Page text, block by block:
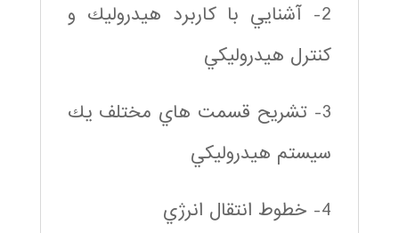
2- آشنايي با كاربرد هيدروليك و
كنترل هيدروليكي
3- تشريح قسمت هاي مختلف يك
سيستم هيدروليكي
4- خطوط انتقال انرژي